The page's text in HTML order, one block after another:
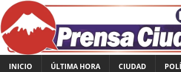
INICIO ÚLTIMA HORA CIUDAD